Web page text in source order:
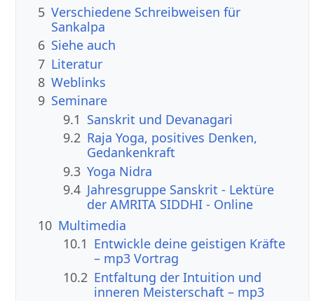
5 Verschiedene Schreibweisen für
Sankalpa
6 Siehe auch
7 Literatur
8 Weblinks
9 Seminare
9.1 Sanskrit und Devanagari
9.2 Raja Yoga, positives Denken,
Gedankenkraft
9.3 Yoga Nidra
9.4 Jahresgruppe Sanskrit - Lektüre
der AMRITA SIDDHI - Online
10 Multimedia
10.1 Entwickle deine geistigen Kräfte
– mp3 Vortrag
10.2 Entfaltung der Intuition und
inneren Meisterschaft – mp3